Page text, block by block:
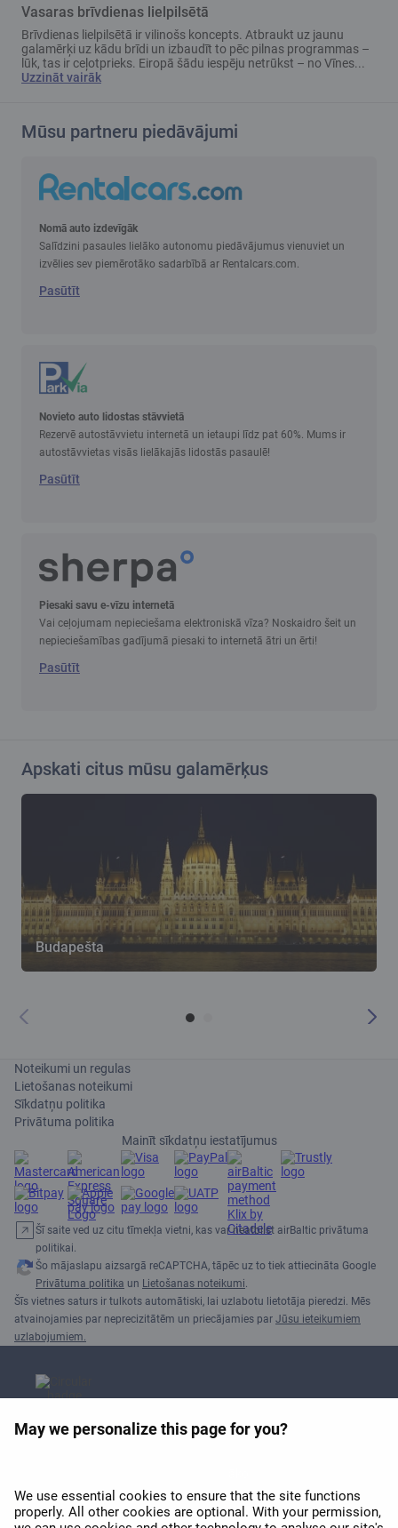
May we personalize this page for you?
We use essential cookies to ensure that the site functions
properly. All other cookies are optional. With your permission,
Vasaras brīvdienas lielpilsētā
Brīvdienas lielpilsētā ir vilinošs koncepts. Atbraukt uz jaunu
galamērķi uz kādu brīdi un izbaudīt to pēc pilnas programmas –
lūk, tas ir ceļotprieks. Eiropā šādu iespēju netrūkst – no Vīnes...
Uzzināt vairāk
Mūsu partneru piedāvājumi
Nomā auto izdevīgāk
Salīdzini pasaules lielāko autonomu piedāvājumus vienuviet un
izvēlies sev piemērotāko sadarbībā ar Rentalcars.com.
Pasūtīt
Novieto auto lidostas stāvvietā
Rezervē autostāvvietu internetā un ietaupi līdz pat 60%. Mums ir
autostāvvietas visās lielākajās lidostās pasaulē!
Pasūtīt
Piesaki savu e-vīzu internetā
Vai ceļojumam nepieciešama elektroniskā vīza? Noskaidro šeit un
nepieciešamības gadījumā piesaki to internetā ātri un ērti!
Pasūtīt
Apskati citus mūsu galamērķus
Budapešta
Noteikumi un regulas
Lietošanas noteikumi
Sīkdatņu politika
Privātuma politika
Mainīt sīkdatņu iestatījumus
Šī saite ved uz citu tīmekļa vietni, kas var neatbilst airBaltic privātuma
politikai.
Šo mājaslapu aizsargā reCAPTCHA, tāpēc uz to tiek attiecināta Google
Privātuma politika un Lietošanas noteikumi.
Šīs vietnes saturs ir tulkots automātiski, lai uzlabotu lietotāja pieredzi. Mēs
atvainojamies par neprecizitātēm un priecājamies par Jūsu ieteikumiem
uzlabojumiem.
Wi-Fi Eiropā